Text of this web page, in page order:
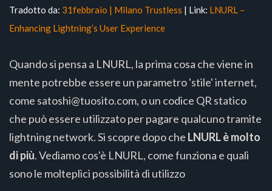
Tradotto da: 31febbraio | Milano Trustless | Link: LNURL –
Enhancing Lightning’s User Experience
Quando si pensa a LNURL, la prima cosa che viene in
mente potrebbe essere un parametro 'stile' internet,
come satoshi@tuosito.com, o un codice QR statico
che può essere utilizzato per pagare qualcuno tramite
lightning network. Si scopre dopo che LNURL è molto
di più. Vediamo cos'è LNURL, come funziona e quali
sono le molteplici possibilità di utilizzo